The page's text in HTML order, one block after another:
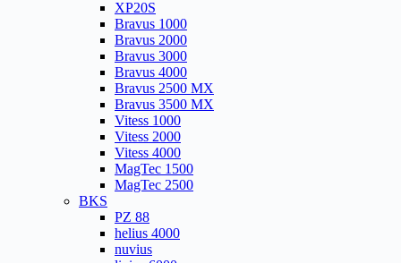
XP20S
Bravus 1000
Bravus 2000
Bravus 3000
Bravus 4000
Bravus 2500 MX
Bravus 3500 MX
Vitess 1000
Vitess 2000
Vitess 4000
MagTec 1500
MagTec 2500
BKS
PZ 88
helius 4000
nuvius